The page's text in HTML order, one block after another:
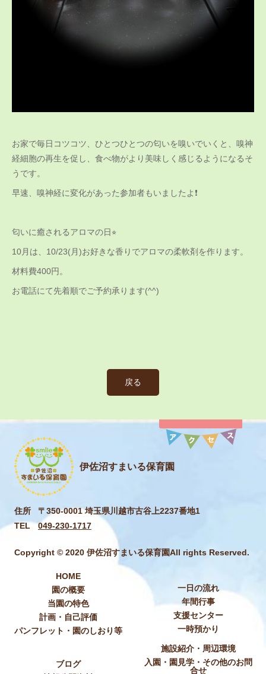
お家で毎日コツコツ、ひとつひとつの匂いを嗅いでいくと、嗅神
経細胞の再生を促し、食べ物がより美味しく感じるようになるそ
うです。
早速、嗅神経に変化があった参加者もいましたよ❗️
匂いに癒されるアロマの日⭐︎
10月は、10/23(月)お好きな香りでアロマの柔軟剤を作ります。
材料費400円。
お電話にて先着順でご予約承ります(^^)
戻る
伊佐沼すまいる保育園
住所
〒350-0001 埼玉県川越市古谷上2237番地1
TEL
049-230-1717
Copyright © 2020 伊佐沼すまいる保育園All rights Reserved.
HOME
園の概要
当園の特色
計画・自己評価
パンフレット・園のしおり等
一日の流れ
年間行事
支援センター
一時預かり
ブログ
施設紹介・周辺環境
入園・園見学・その他のお問
合せ